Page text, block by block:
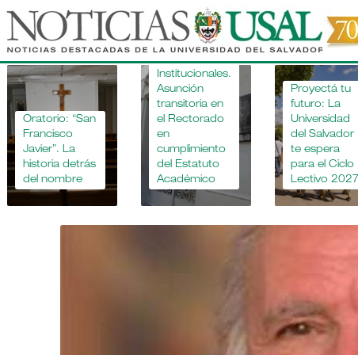
Pasar
contenido
principal
Oratorio: “San
Francisco
Javier”. La
historia detrás
del nombre
Novedades
Institucionales.
Asunción
transitoria en
el Rectorado
en
cumplimiento
del Estatuto
Académico
Proyectá tu
futuro: La
Universidad
del Salvador
te espera
para el Ciclo
Lectivo 2027